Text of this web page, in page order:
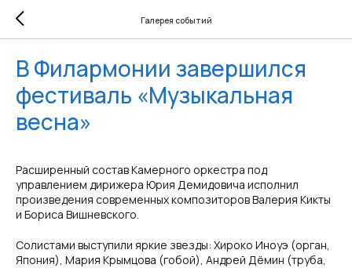
Галерея событий
В Филармонии завершился
фестиваль «Музыкальная
весна»
Расширенный состав Камерного оркестра под
управлением дирижера Юрия Демидовича исполнил
произведения современных композиторов Валерия Кикты
и Бориса Вишневского.
Солистами выступили яркие звезды: Хироко Иноуэ (орган,
Япония), Мария Крымцова (гобой), Андрей Дёмин (труба,